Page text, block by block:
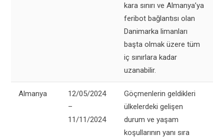
kara sınırı ve Almanya’ya
feribot bağlantısı olan
Danimarka limanları
başta olmak üzere tüm
iç sınırlara kadar
uzanabilir.
Almanya
12/05/2024
–
11/11/2024
Göçmenlerin geldikleri
ülkelerdeki gelişen
durum ve yaşam
koşullarının yanı sıra